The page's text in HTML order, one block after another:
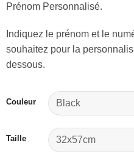
Prénom Personnalisé.
Indiquez le prénom et le
souhaitez pour la
dessous.
Couleur
Taille